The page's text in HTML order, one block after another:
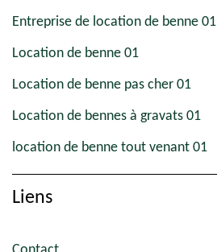
Entreprise de location de benne 01
Location de benne 01
Location de benne pas cher 01
Location de bennes à gravats 01
location de benne tout venant 01
Liens